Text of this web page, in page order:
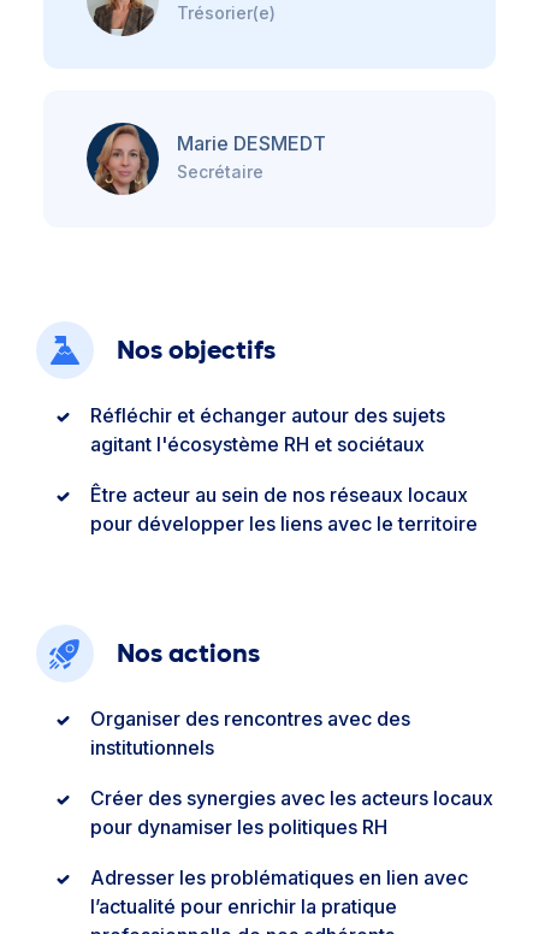
Trésorier(e)
Marie DESMEDT
Secrétaire
Nos objectifs
Réfléchir et échanger autour des sujets
agitant l'écosystème RH et sociétaux
Être acteur au sein de nos réseaux locaux
pour développer les liens avec le territoire
Nos actions
Organiser des rencontres avec des
institutionnels
Créer des synergies avec les acteurs locaux
pour dynamiser les politiques RH
Adresser les problématiques en lien avec
l’actualité pour enrichir la pratique